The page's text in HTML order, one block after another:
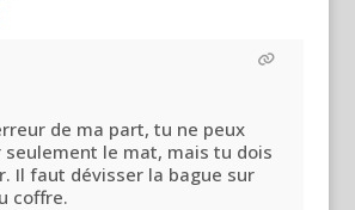
de ma part, tu ne peux
seulement le mat, mais tu dois
Il faut dévisser la bague sur
coffre.